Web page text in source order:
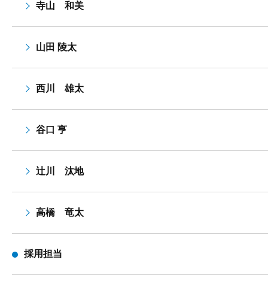
寺山 和美
山田 陵太
西川 雄太
谷口 亨
辻川 汰地
高橋 竜太
採用担当